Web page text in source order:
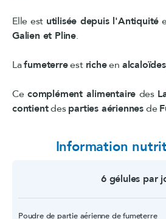
Elle est utilisée depuis l'Antiquité
Galien et Pline.
Lafumeterreest richeen
Ce complément alimentaire des
contientdesparties aériennesde
Information
6 gélules par
Poudre de partie aérienne de fumeterre